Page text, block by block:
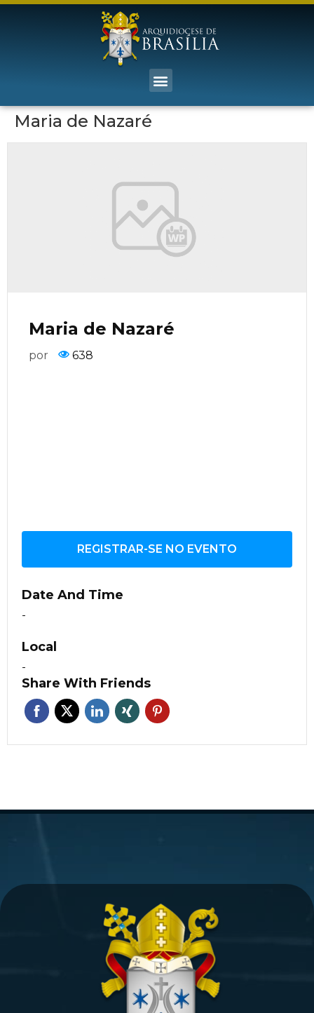
Maria de Nazaré
Maria de Nazaré
por 638
REGISTRAR-SE NO EVENTO
Date And Time
-
Local
-
Share With Friends